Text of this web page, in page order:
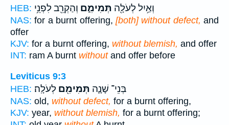
HEB:
וְאַ֥יִל לְעֹלָ֖ה תְּמִימִ֑ם וְהַקְרֵ֖ב לִפְנֵ֥י
NAS: for a burnt offering, [both] without defect, and
offer
KJV: for a burnt offering, without blemish, and offer
INT: ram A burnt withoutand offer before
Leviticus 9:3
HEB:
בְּנֵי־ שָׁנָ֛ה תְּמִימִ֖ם לְעֹלָֽה׃
NAS: old, without defect, for a burnt offering,
KJV: year, without blemish, for a burnt offering;